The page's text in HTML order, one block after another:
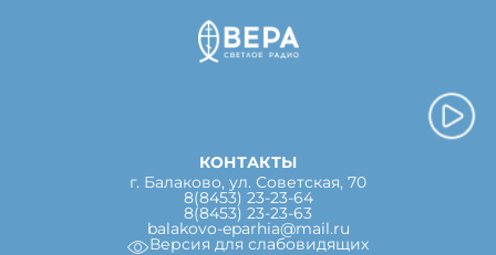
КОНТАКТЫ
г. Балаково, ул. Советская, 70
8(8453) 23-23-64
8(8453) 23-23-63
balakovo-eparhia@mail.ru
Версия для слабовидящих